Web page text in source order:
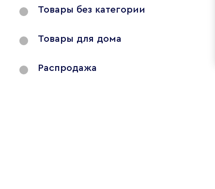
Товары без категории
Товары для дома
Распродажа